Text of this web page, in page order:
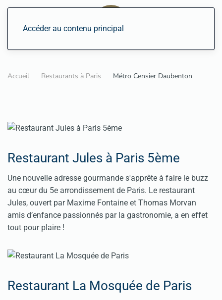
Accéder au contenu principal
Accueil Restaurants à Paris Métro Censier Daubenton
Restaurant Jules à Paris 5ème
Une nouvelle adresse gourmande s'apprête à faire le buzz
au cœur du 5e arrondissement de Paris. Le restaurant
Jules, ouvert par Maxime Fontaine et Thomas Morvan
amis d’enfance passionnés par la gastronomie, a en effet
tout pour plaire !
Restaurant La Mosquée de Paris